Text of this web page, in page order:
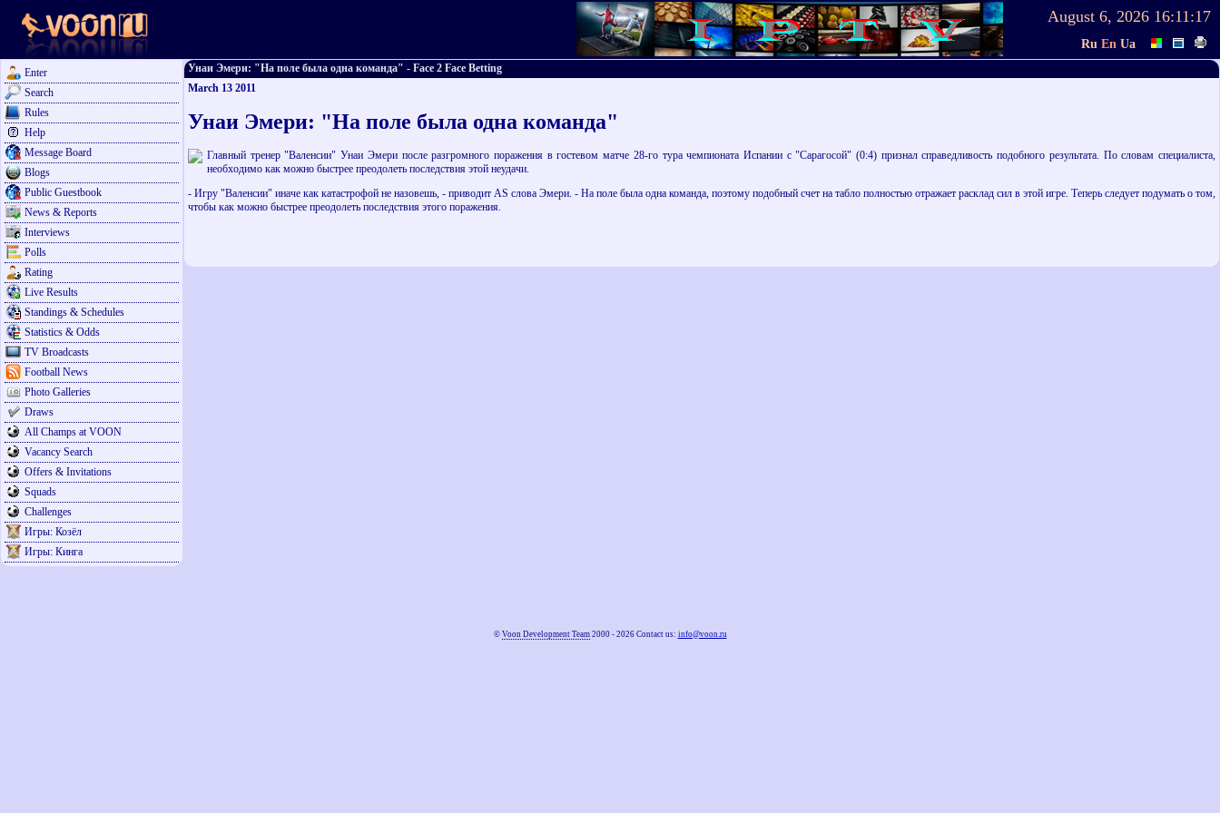
August 6, 2026 16:11:17
Ru En Ua
Enter
Search
Rules
Help
Message Board
Blogs
Public Guestbook
News & Reports
Interviews
Polls
Rating
Live Results
Standings & Schedules
Statistics & Odds
TV Broadcasts
Football News
Photo Galleries
Draws
All Champs at VOON
Vacancy Search
Offers & Invitations
Squads
Challenges
Игры: Козёл
Игры: Кинга
Унаи Эмери: "На поле была одна команда" - Face 2 Face Betting
March 13 2011
Унаи Эмери: "На поле была одна команда"
Главный тренер "Валенсии" Унаи Эмери после разгромного поражения в гостевом матче 28-го тура чемпионата Испании с "Сарагосой" (0:4) признал справедливость подобного результата. По словам специалиста,
необходимо как можно быстрее преодолеть последствия этой неудачи.
- Игру "Валенсии" иначе как катастрофой не назовешь, - приводит AS слова Эмери. - На поле была одна команда, поэтому подобный счет на табло полностью отражает расклад сил в этой игре. Теперь следует подумать о том,
чтобы как можно быстрее преодолеть последствия этого поражения.
© Voon Development Team2000 - 2026 Contact us: info@voon.ru